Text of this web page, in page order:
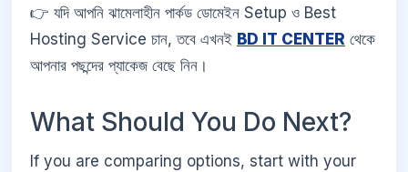
👉 যদি আপনি ঝামেলাহীন পার্কড ডোমেইন Setup ও Best
Hosting Service চান, তবে এখনই BD IT CENTER থেকে
আপনার পছন্দের প্যাকেজ বেছে নিন।
What Should You Do Next?
If you are comparing options, start with your